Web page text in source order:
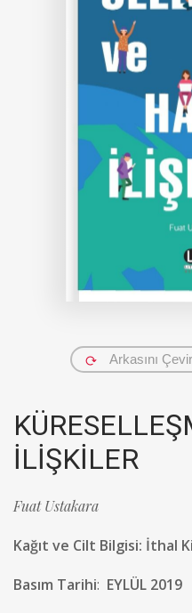
Arkasını Çevir
İLİŞKİLER
Fuat Ustakara
Kağıt ve Cilt Bilgisi: İthal
Basım Tarihi: EYLÜL 2019